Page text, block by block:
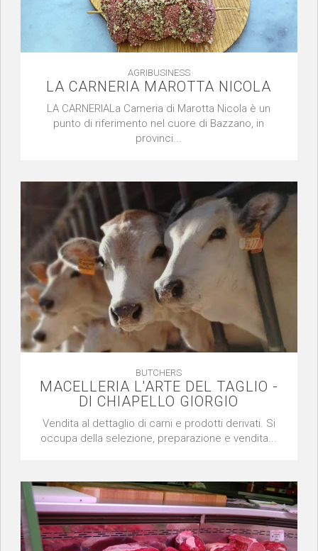
AGRIBUSINESS
LA CARNERIA MAROTTA NICOLA
LA CARNERIALa Carneria di Marotta Nicola è un
punto di riferimento nel cuore di Bazzano, in
provinci...
BUTCHERS
MACELLERIA L'ARTE DEL TAGLIO -
DI CHIAPELLO GIORGIO
Vendita al dettaglio di carni e prodotti derivati. Si
occupa della selezione, preparazione e vendita...